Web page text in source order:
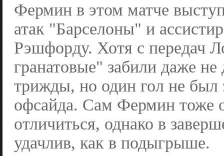
Фермин в этом матче
атак "Барселоны" и
Рэшфорду. Хотя с передач
гранатовые" забили даже
трижды, но один гол не был
офсайда. Сам Фермин тоже
отличиться, однако в
удачлив, как в подыгрыше.